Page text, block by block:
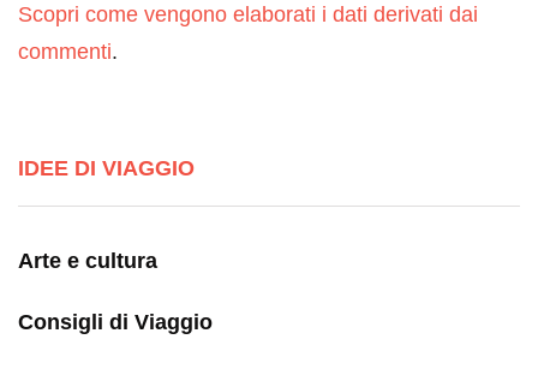
Scopri come vengono elaborati i dati derivati dai
commenti.
IDEE DI VIAGGIO
Arte e cultura
Consigli di Viaggio